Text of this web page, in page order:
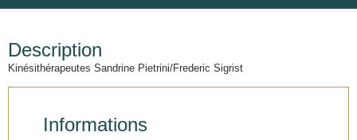
Description
Kinésithérapeutes Sandrine Pietrini/Frederic Sigrist
Informations